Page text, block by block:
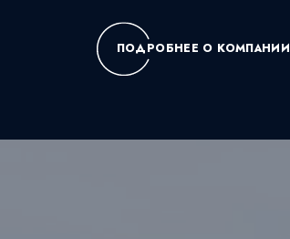
ПОДРОБНЕЕ О КОМПАНИИ